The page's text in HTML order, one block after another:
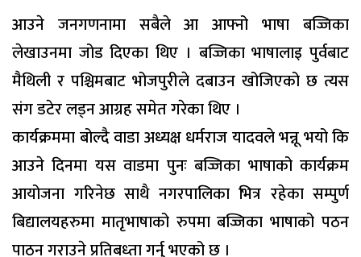
आउने जनगणनामा सबैले आ आफ्नो भाषा बज्जिका
लेखाउनमा जोड दिएका थिए । बज्जिका भाषालाइ पुर्वबाट
मैथिली र पश्चिमबाट भोजपुरीले दबाउन खोजिएको छ त्यस
संग डटेर लड्न आग्रह समेत गरेका थिए ।
कार्यक्रममा बोल्दै वाडा अध्यक्ष धर्मराज यादवले भन्नू भयो कि
आउने दिनमा यस वाडमा पुनः बज्जिका भाषाको कार्यक्रम
आयोजना गरिनेछ साथै नगरपालिका भित्र रहेका सम्पुर्ण
बिद्यालयहरुमा मातृभाषाको रुपमा बज्जिका भाषाको पठन
पाठन गराउने प्रतिबध्ता गर्नु भएको छ ।